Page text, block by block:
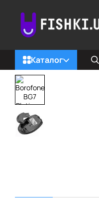
Каталог